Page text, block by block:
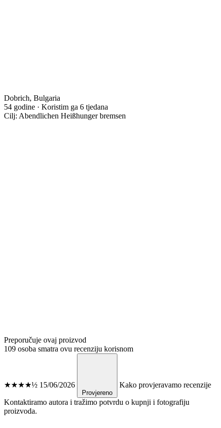
Dobrich, Bulgaria
54 godine · Koristim ga 6 tjedana
Cilj: Abendlichen Heißhunger bremsen
Preporučuje ovaj proizvod
109 osoba smatra ovu recenziju korisnom
★★★★½ 15/06/2026
Provjereno
Kako provjeravamo recenzije
Kontaktiramo autora i tražimo potvrdu o kupnji i fotografiju
proizvoda.